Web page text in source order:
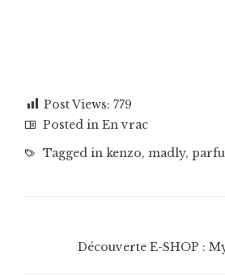
Post Views: 779
Posted in En vrac
Tagged in kenzo, madly,
Découverte E-SHOP :